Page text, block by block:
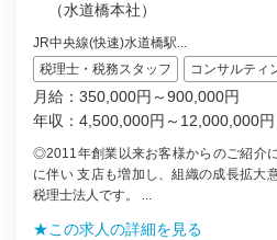
（水道橋本社）
JR中央線(快速)水道橋駅...
税理士・税務スタッフ
コンサルティ
月給：350,000円～900,000円
年収：4,500,000円～12,000,000円
◎2011年創業以来お客様からのご紹介
に伴い 支店も増加し、組織の成長拡大
税理士法人です。 ...
★この求人の詳細を見る